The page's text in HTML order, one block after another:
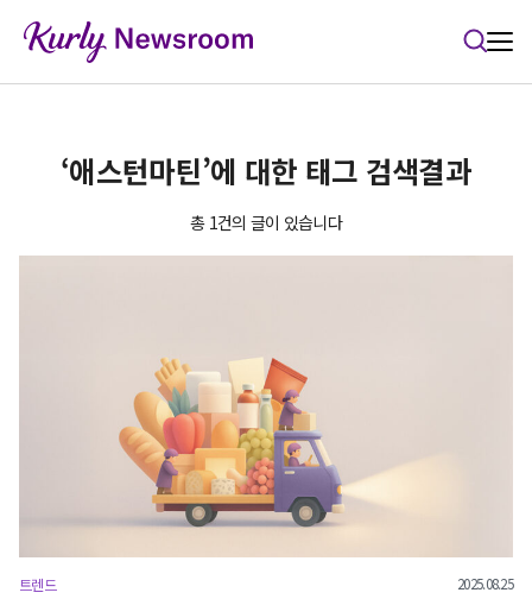
‘애스턴마틴’에 대한 태그 검색결과
총 1건의 글이 있습니다
트렌드 2025.08.25